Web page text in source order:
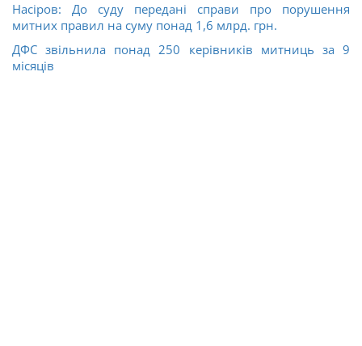
Насіров: До суду передані справи про порушення
митних правил на суму понад 1,6 млрд. грн.
ДФС звільнила понад 250 керівників митниць за 9
місяців